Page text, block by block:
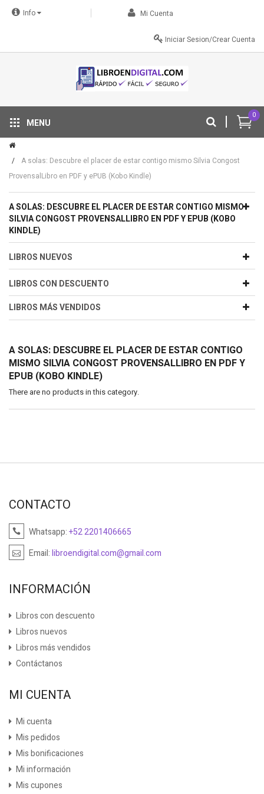
Info Mi Cuenta
Iniciar Sesion/Crear Cuenta
0
MENU
A solas: Descubre el placer de estar contigo mismo Silvia Congost
ProvensalLibro en PDF y ePUB (Kobo Kindle)
A SOLAS: DESCUBRE EL PLACER DE ESTAR CONTIGO MISMO
SILVIA CONGOST PROVENSALLIBRO EN PDF Y EPUB (KOBO
KINDLE)
LIBROS NUEVOS
LIBROS CON DESCUENTO
LIBROS MÁS VENDIDOS
A SOLAS: DESCUBRE EL PLACER DE ESTAR CONTIGO
MISMO SILVIA CONGOST PROVENSALLIBRO EN PDF Y
EPUB (KOBO KINDLE)
There are no products in this category.
CONTACTO
Whatsapp:+52 2201406665
Email:libroendigital.com@gmail.com
INFORMACIÓN
Libros con descuento
Libros nuevos
Libros más vendidos
Contáctanos
MI CUENTA
Mi cuenta
Mis pedidos
Mis bonificaciones
Mi información
Mis cupones